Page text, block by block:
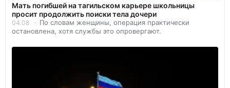
Мать погибшей на тагильском карьере школьницы
просит продолжить поиски тела дочери
04.08
По словам женщины, операция практически
остановлена, хотя службы это опровергают.